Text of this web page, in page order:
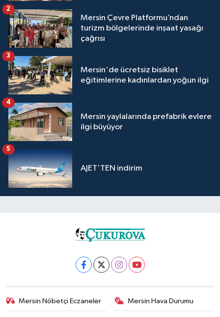
Mersin Çevre Platformu’ndan
turizm bölgelerinde inşaat yasağı
çağrısı
2
Mersin'de ücretsiz bisiklet
eğitimlerine kadınlardan yoğun ilgi
3
Mersin yaylalarında prefabrik evlere
ilgi büyüyor
4
AJET'TEN indirim
5
Mersin Nöbetçi Eczaneler Mersin Hava Durumu